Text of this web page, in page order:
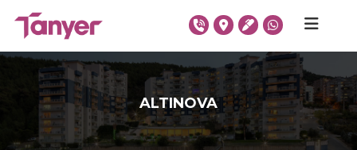
ALTINOVA